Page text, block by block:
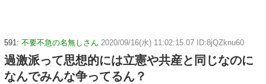
591: 不要不急の名無しさん 2020/09/16(水) 11:02:15.07 ID:8jQZknu60
過激派って思想的には立憲や共産と同じなのに
なんでみんな争ってるん？